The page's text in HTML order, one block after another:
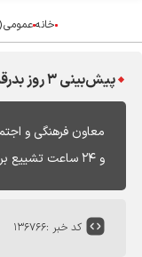
خانهعمومی
پیش‌بینی ۳ روز بدرقه و ۲۴ ساعت تشییع پیکر امام شهید
کد خبر :۱۳۶۷۶۶